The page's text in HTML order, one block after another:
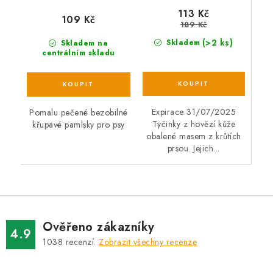
Skladem na
centrálním skladu
109 Kč
Pomalu pečené bezobilné
křupavé pamlsky pro psy
Skladem (>2 ks)
113 Kč
189 Kč
Expirace 31/07/2025
Tyčinky z hovězí kůže
obalené masem z krůtích
prsou. Jejich...
4.9 Ověřeno zákazníky
1038 recenzí. Zobrazit všechny recenze